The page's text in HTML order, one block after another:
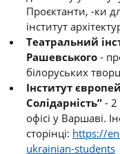
Проєктанти, -ки
інститут
Театральний
Рашевського -
білоруських
Інститут
Солідарність” - 2
офісі у Варшаві.
сторінці: https://
ukrainian-students